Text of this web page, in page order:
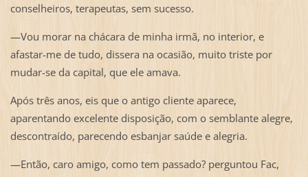
conselheiros, terapeutas, sem sucesso.
—Vou morar na chácara de minha irmã, no interior, e
afastar-me de tudo, dissera na ocasião, muito triste por
mudar-se da capital, que ele amava.
Após três anos, eis que o antigo cliente aparece,
aparentando excelente disposição, com o semblante alegre,
descontraído, parecendo esbanjar saúde e alegria.
—Então, caro amigo, como tem passado? perguntou Fac,